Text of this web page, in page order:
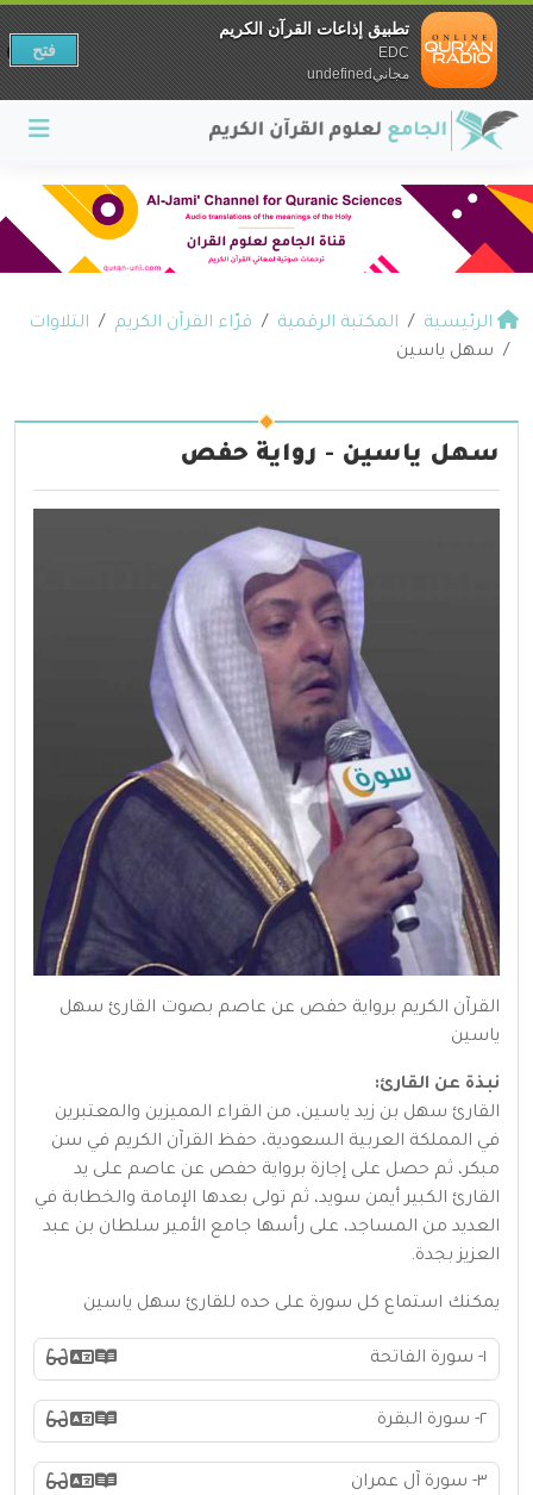
الرئيسية المكتبة الرقمية قرّاء القرآن الكريم
التلاوات
سهل ياسين
سهل ياسين - رواية حفص
القرآن الكريم برواية حفص عن عاصم بصوت القارئ سهل
ياسين
نبذة عن القارئ:
القارئ سهل بن زيد ياسين، من القراء المميزين والمعتبرين
في المملكة العربية السعودية، حفظ القرآن الكريم في سن
مبكر، ثم حصل على إجازة برواية حفص عن عاصم على يد
القارئ الكبير أيمن سويد، ثم تولى بعدها الإمامة والخطابة في
العديد من المساجد، على رأسها جامع الأمير سلطان بن عبد
العزيز بجدة.
يمكنك استماع كل سورة على حده للقارئ سهل ياسين
١- سورة الفاتحة
٢- سورة البقرة
٣- سورة آل عمران
تطبيق إذاعات القرآن الكريم
EDC
مجانيundefined
فتح